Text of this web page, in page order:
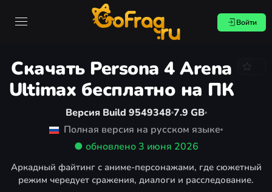
Войти
Скачать Persona 4 Arena
Ultimax бесплатно на ПК
Версия Build 9549348 7.9 GB
Полная версия на русском языке
● обновлено3 июня 2026
Аркадный файтинг с аниме-персонажами, где сюжетный
режим чередует сражения, диалоги и расследование.